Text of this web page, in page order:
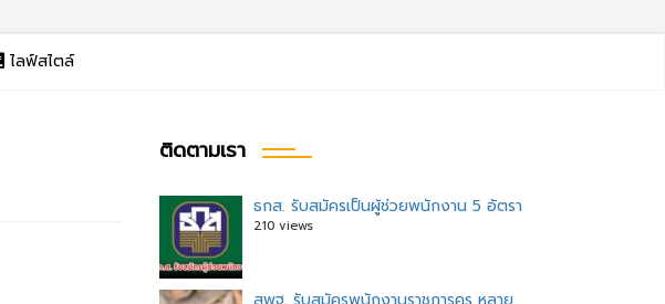
ไลฟ์สไตล์
ติดตามเรา
ธกส. รับสมัครเป็นผู้ช่วยพนักงาน 5 อัตรา
210 views